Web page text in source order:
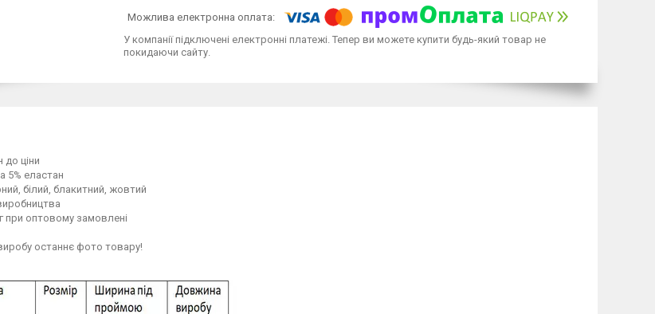
У компанії підключені електронні платежі. Тепер ви можете купити будь-який товар не
покидаючи сайту.
до ціни
5% еластан
білий, блакитний, жовтий
оптовому замовлені
останнє фото товару!